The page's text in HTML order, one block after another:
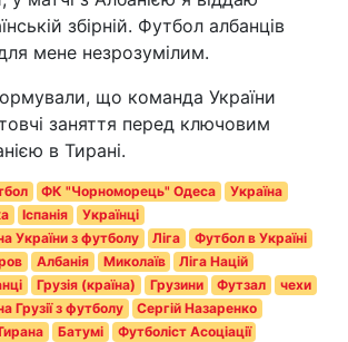
збірній. Футбол албанців
мене незрозумілим.
що команда України
заняття перед ключовим
в Тирані.
ФК "Чорноморець" Одеса
Україна
Іспанія
Українці
України з футболу
Ліга
Футбол в Україні
Албанія Миколаїв
Ліга Націй
Грузія (країна) Грузини Футзал
чехи
Грузії з футболу
Сергій Назаренко
Батумі
Футболіст Асоціації